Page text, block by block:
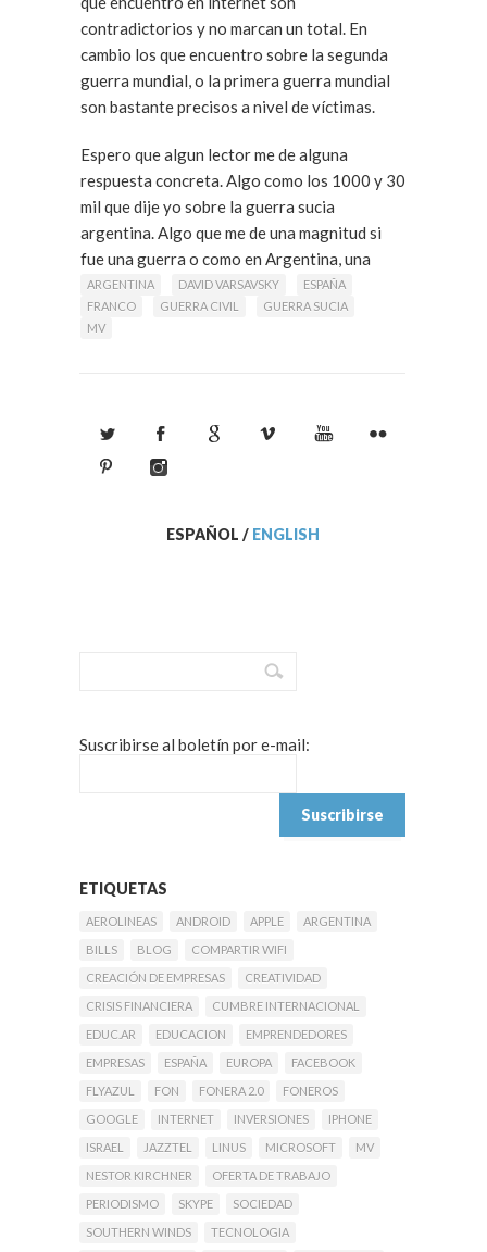
contradictorios y no marcan un total. En
cambio los que encuentro sobre la segunda
guerra mundial, o la primera guerra mundial
son bastante precisos a nivel de víctimas.
Espero que algun lector me de alguna
respuesta concreta. Algo como los 1000 y 30
mil que dije yo sobre la guerra sucia
argentina. Algo que me de una magnitud si
fue una guerra o como en Argentina, una
masacre.
ARGENTINA DAVID VARSAVSKY
ESPAÑA
FRANCO
GUERRA CIVIL
GUERRA SUCIA
MV
ESPAÑOL / ENGLISH
Suscribirse al boletín por e-mail:
ETIQUETAS
AEROLINEAS ANDROID APPLE
ARGENTINA
BILLS
BLOG
COMPARTIR WIFI
CREACIÓN DE EMPRESAS
CREATIVIDAD
CRISIS FINANCIERA
CUMBRE INTERNACIONAL
EDUC.AR
EDUCACION
EMPRENDEDORES
EMPRESAS
ESPAÑA EUROPA
FACEBOOK
FLYAZUL
FON FONERA 2.0
FONEROS
GOOGLE
INTERNET INVERSIONES
IPHONE
ISRAEL
JAZZTEL LINUS MICROSOFT
MV
NESTOR KIRCHNER
OFERTA DE TRABAJO
PERIODISMO
SKYPE
SOCIEDAD
SOUTHERN WINDS
TECNOLOGIA